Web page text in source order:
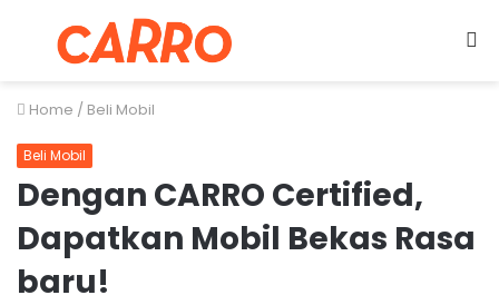
Menu
Home / Beli Mobil
Beli Mobil
Dengan CARRO Certified,
Dapatkan Mobil Bekas Rasa
baru!